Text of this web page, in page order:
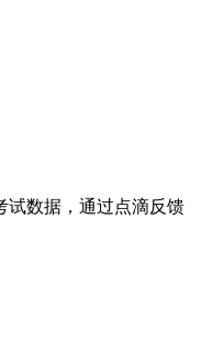
试数据，通过点滴反馈